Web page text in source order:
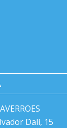
Dalí, 15